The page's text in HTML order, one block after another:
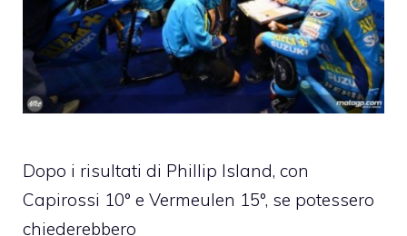
Dopo i risultati di Phillip Island, con
Capirossi 10° e Vermeulen 15°, se potessero
chiederebbero